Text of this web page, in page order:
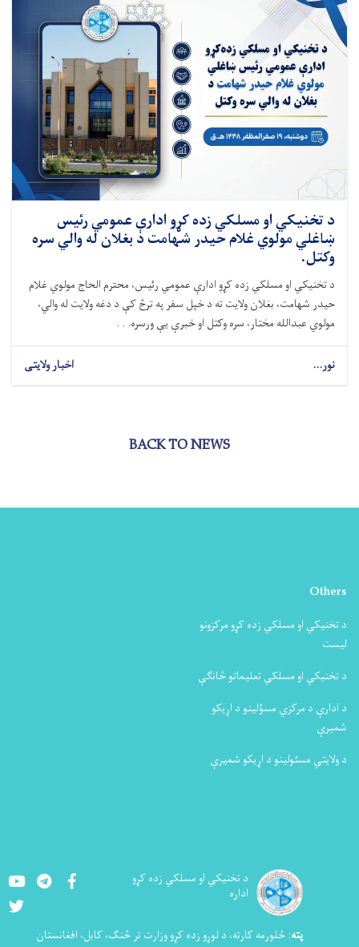
د تخنيکي او مسلکي زده کړو ادارې عمومي رئیس
ښاغلي مولوي غلام حیدر شهامت د بغلان له والي سره
وکتل.
د تخنیکي او مسلکي زده کړو ادارې عمومي رئیس، محترم الحاج مولوي غلام
حیدر شهامت، بغلان ولایت ته د خپل سفر په ترڅ کې د دغه ولایت له والي،
مولوي عبدالله مختار، سره وکتل او خبرې یې ورسره. . .
نور... اخبار ولایتی
BACK TO NEWS
Others
د تخنیکي او مسلکي زده کړو مرکزونو
لیست
د تخنیکي او مسلکي تعلیماتو څانګې
د ادارې د مرکزي مسؤلینو د اړیکو
شمیرې
د ولایتي مسئولینو د اړیکو شمیرې
د تخنيکي او مسلکي زده کړو
اداره
YoutubeLinkedIn
پته: څلورمه کارته، د لوړو زده کړو وزارت تر څنګ، کابل، افغانستان